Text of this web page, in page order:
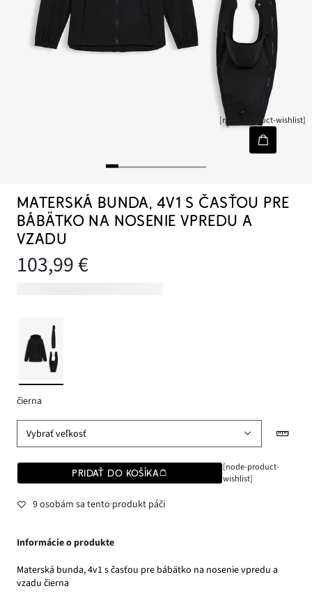
[node-product-wishlist]
MATERSKÁ BUNDA, 4V1 S ČASŤOU PRE
BÁBÄTKO NA NOSENIE VPREDU A
VZADU
103,99 €
čierna
Vybrať veľkosť
PRIDAŤ DO KOŠÍKA
[node-product-
wishlist]
9 osobám sa tento produkt páči
Informácie o produkte
Materská bunda, 4v1 s časťou pre bábätko na nosenie vpredu a
vzadu čierna